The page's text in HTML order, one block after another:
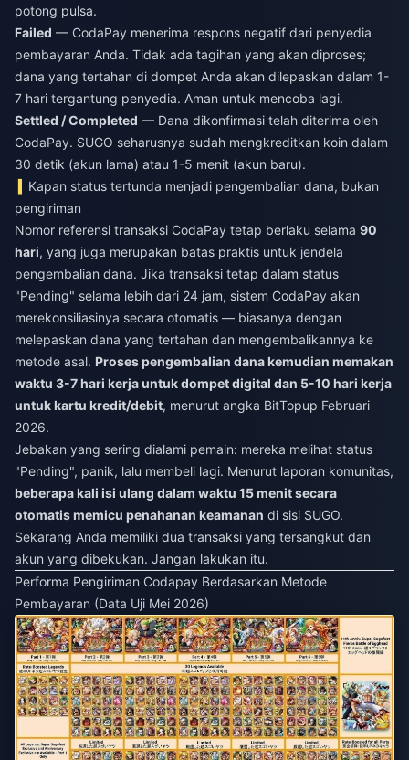
potong pulsa.
Failed — CodaPay menerima respons negatif dari penyedia
pembayaran Anda. Tidak ada tagihan yang akan diproses;
dana yang tertahan di dompet Anda akan dilepaskan dalam 1-
7 hari tergantung penyedia. Aman untuk mencoba lagi.
Settled / Completed — Dana dikonfirmasi telah diterima oleh
CodaPay. SUGO seharusnya sudah mengkreditkan koin dalam
30 detik (akun lama) atau 1-5 menit (akun baru).
Kapan status tertunda menjadi pengembalian dana, bukan
pengiriman
Nomor referensi transaksi CodaPay tetap berlaku selama 90
hari, yang juga merupakan batas praktis untuk jendela
pengembalian dana. Jika transaksi tetap dalam status
"Pending" selama lebih dari 24 jam, sistem CodaPay akan
merekonsiliasinya secara otomatis — biasanya dengan
melepaskan dana yang tertahan dan mengembalikannya ke
metode asal. Proses pengembalian dana kemudian memakan
waktu 3-7 hari kerja untuk dompet digital dan 5-10 hari kerja
untuk kartu kredit/debit, menurut angka BitTopup Februari
2026.
Jebakan yang sering dialami pemain: mereka melihat status
"Pending", panik, lalu membeli lagi. Menurut laporan komunitas,
beberapa kali isi ulang dalam waktu 15 menit secara
otomatis memicu penahanan keamanan di sisi SUGO.
Sekarang Anda memiliki dua transaksi yang tersangkut dan
akun yang dibekukan. Jangan lakukan itu.
Performa Pengiriman Codapay Berdasarkan Metode
Pembayaran (Data Uji Mei 2026)